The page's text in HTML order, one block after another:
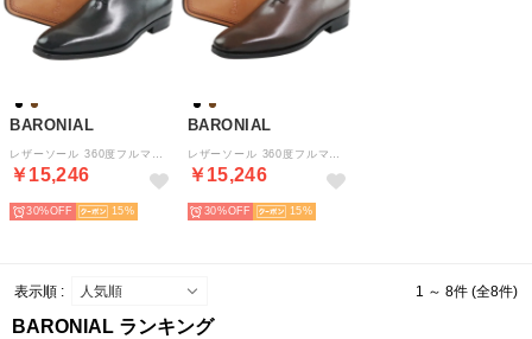
BARONIAL
￥15,246
30% 15
BARONIAL
￥15,246
30% 15
表示順 : 1 ～ 8件 (全8件)
BARONIAL ランキング